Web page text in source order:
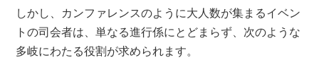
1.MCの雰囲気がカンファレンステーマとマッチして
いるか
2.カンファレンスの司会をした実績があるか
しかし、カンファレンスのように大人数が集まるイベン
トの司会者は、単なる進行係にとどまらず、次のような
多岐にわたる役割が求められます。